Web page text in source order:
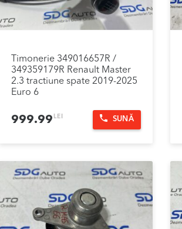
Timonerie 349016657R /
349359179R Renault Master
2.3 tractiune spate 2019-2025
Euro 6
999.99 LEI SUNĂ